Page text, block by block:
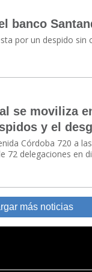
banco
por un despido sin
se moviliza
y el
Córdoba 720 a
72 delegaciones en
más noticias